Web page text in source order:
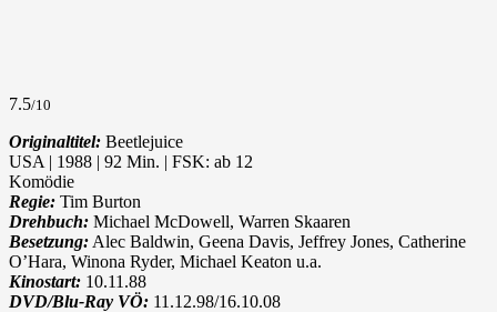
7.5/10
Originaltitel: Beetlejuice
USA | 1988 | 92 Min. | FSK: ab 12
Komödie
Regie: Tim Burton
Drehbuch: Michael McDowell, Warren Skaaren
Besetzung: Alec Baldwin, Geena Davis, Jeffrey Jones, Catherine
O’Hara, Winona Ryder, Michael Keaton u.a.
Kinostart: 10.11.88
DVD/Blu-Ray VÖ: 11.12.98/16.10.08